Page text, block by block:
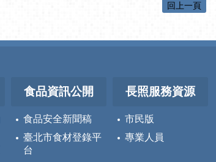
回上一頁
食品資訊公開
食品安全新聞稿
臺北市食材登錄平
台
長照服務資源
市民版
專業人員